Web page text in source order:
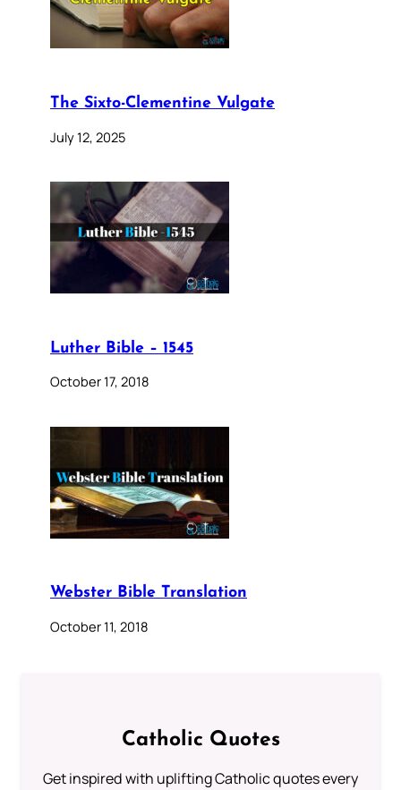
The Sixto-Clementine Vulgate
July 12, 2025
Luther Bible – 1545
October 17, 2018
Webster Bible Translation
October 11, 2018
Catholic Quotes
Get inspired with uplifting Catholic quotes every